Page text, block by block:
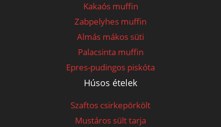
Kakaós muffin
Zabpelyhes muffin
Almás mákos süti
Palacsinta muffin
Epres-pudingos piskóta
Húsos ételek
Szaftos csirkepörkölt
Mustáros sült tarja